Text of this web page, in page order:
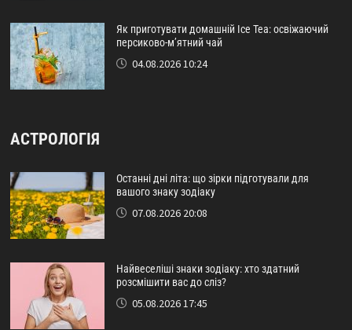
Як приготувати домашній Ice Tea: освіжаючий
персиково-м’ятний чай
04.08.2026 10:24
АСТРОЛОГІЯ
Останні дні літа: що зірки підготували для
вашого знаку зодіаку
07.08.2026 20:08
Найвеселіші знаки зодіаку: хто здатний
розсмішити вас до сліз?
05.08.2026 17:45